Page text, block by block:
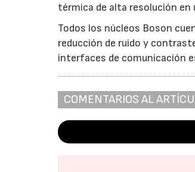
térmica de alta resolución en
Todos los núcleos Boson
reducción de ruido y
interfaces de comunicación
COMENTARIOS AL